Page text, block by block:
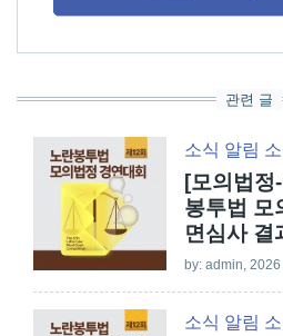
관련 글
소식 알림
[모의법정
봉투법 모
면심사 결
by: admin,
소식 알림